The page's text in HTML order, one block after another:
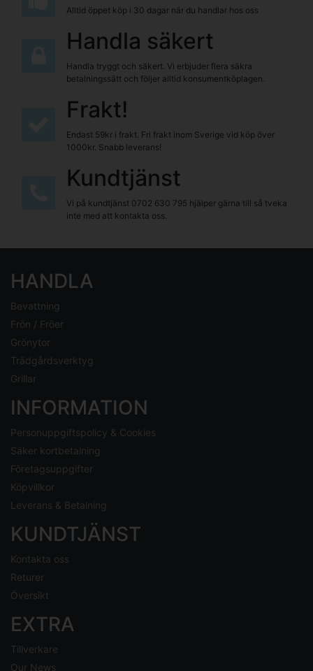
Alltid öppet köp i 30 dagar när du handlar hos oss
Handla säkert
Handla tryggt och säkert. Vi erbjuder flera säkra
betalningssätt och följer alltid konsumentköplagen.
Frakt!
Endast 59kr i frakt. Fri frakt inom Sverige vid köp över
1000kr. Snabb leverans!
Kundtjänst
Vi på kundtjänst 0702 630 795 hjälper gärna till så tveka
inte med att kontakta oss.
HANDLA
Bevattning
Frön / Fröer
Grönytor
Trädgårdsverktyg
Grillar
INFORMATION
Personuppgiftspolicy & Cookies
Säker kortbetalning
Företagsuppgifter
Köpvillkor
Leverans & Betalning
KUNDTJÄNST
Kontakta oss
Returer
Översikt
EXTRA
Tillverkare
Our News